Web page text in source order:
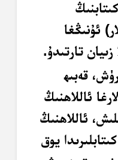
ئۇنىڭغا
تارتىدۇ.
قەبىھ
ئاللاھنىڭ
ئاللاھنىڭ
يوق